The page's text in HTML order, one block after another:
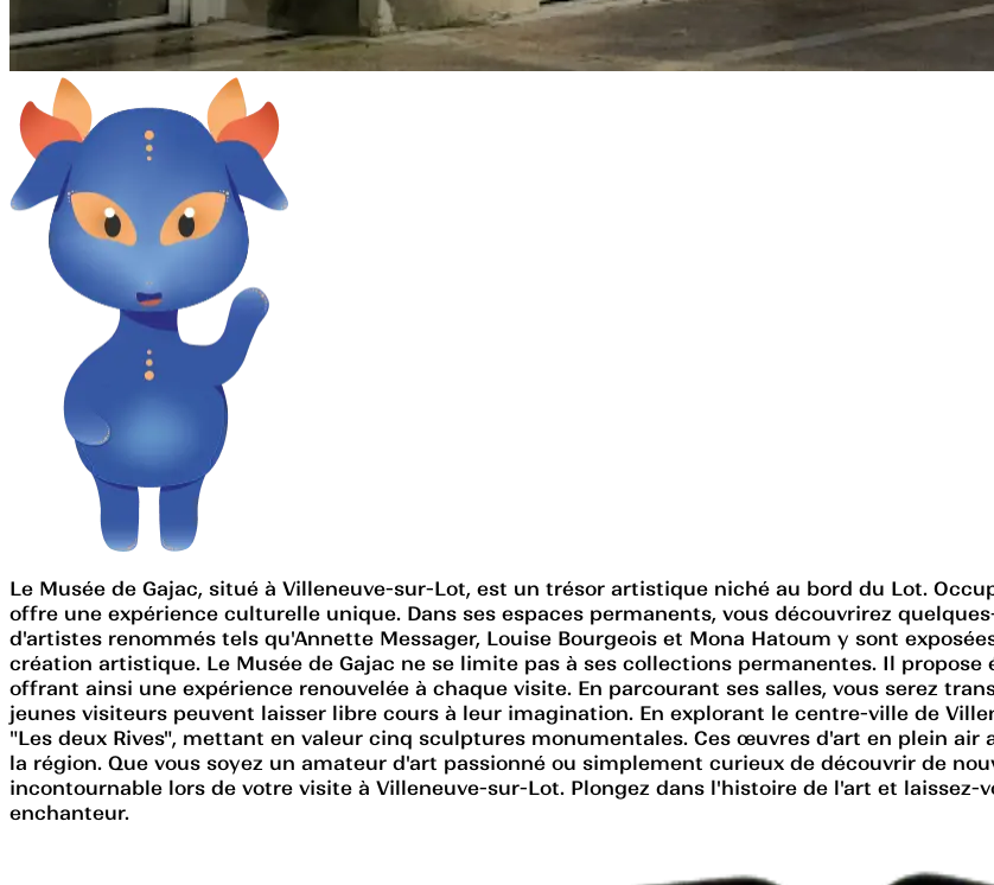
Le Musée de Gajac, situé à Villeneuve-sur-Lot, est un trésor artistique niché au bord du Lot.
offre une expérience culturelle unique. Dans ses espaces permanents, vous découvrirez
d'artistes renommés tels qu'Annette Messager, Louise Bourgeois et Mona Hatoum y sont
création artistique. Le Musée de Gajac ne se limite pas à ses collections permanentes. Il
offrant ainsi une expérience renouvelée à chaque visite. En parcourant ses salles, vous serez
jeunes visiteurs peuvent laisser libre cours à leur imagination. En explorant le centre-ville de
"Les deux Rives", mettant en valeur cinq sculptures monumentales. Ces œuvres d'art en plein
la région. Que vous soyez un amateur d'art passionné ou simplement curieux de découvrir de
incontournable lors de votre visite à Villeneuve-sur-Lot. Plongez dans l'histoire de l'art et
enchanteur.